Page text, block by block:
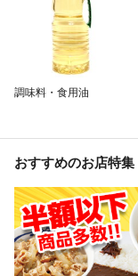
調味料・食用油
おすすめのお店特集